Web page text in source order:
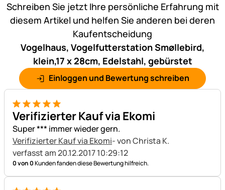
Schreiben Sie jetzt Ihre persönliche Erfahrung mit
diesem Artikel und helfen Sie anderen bei deren
Kaufentscheidung
Vogelhaus, Vogelfutterstation Smøllebird,
klein,17 x 28cm, Edelstahl, gebürstet
Einloggen und Bewertung schreiben
5 von 5
Verifizierter Kauf via Ekomi
Super *** immer wieder gern.
Verifizierter Kauf via Ekomi- von Christa K.
verfasst am 20.12.2017 10:29:12
0 von 0Kunden fanden diese Bewertung hilfreich.